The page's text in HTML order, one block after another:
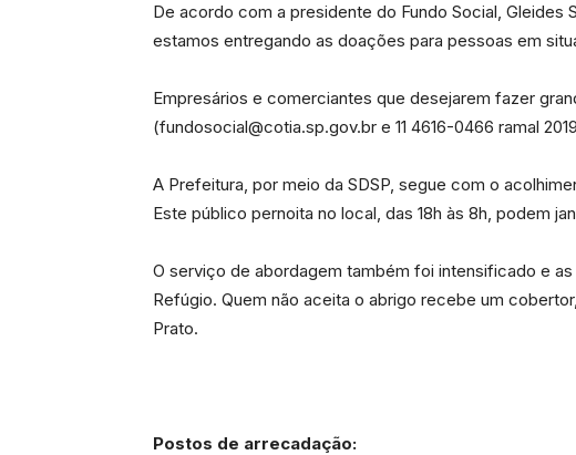
De acordo com a presidente do Fundo Social,
estamos entregando as doações para pessoas em
Empresários e comerciantes que desejarem fazer
(fundosocial@cotia.sp.gov.br e 11 4616-0466 ramal
A Prefeitura, por meio da SDSP, segue com o
Este público pernoita no local, das 18h às 8h, podem
O serviço de abordagem também foi intensificado e
Refúgio. Quem não aceita o abrigo recebe um
Prato.
Postos de arrecadação: